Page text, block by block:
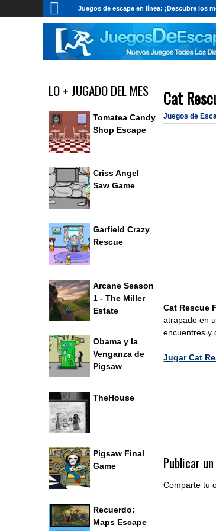
Juegos de escape en línea: ¡Descubre los
Cat
Juegos de
Cat Rescue
atrapado en
encuentres y
Jugar Cat
Publicar
Comparte tu
LO + JUGADO DEL MES
Tomatea Candy
Shop Escape
Criss Angel
Saw Game
Garfield Crazy
Rescue
Arcane Season
1 - The Miller
Estate
Obama y la
Venganza de
Pigsaw
TheHouse
Pigsaw Final
Game
Recuerdo:
Maps Escape